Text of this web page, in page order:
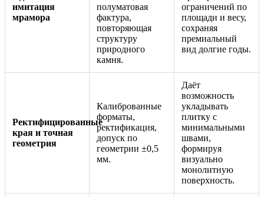
имитация
мрамора
полуматовая
фактура,
повторяющая
структуру
природного
камня.
ограничений по
площади и весу,
сохраняя
премиальный
вид долгие годы.
Ректифицированные
края и точная
геометрия
Калиброванные
форматы,
ректификация,
допуск по
геометрии ±0,5
мм.
Даёт
возможность
укладывать
плитку с
минимальными
швами,
формируя
визуально
монолитную
поверхность.